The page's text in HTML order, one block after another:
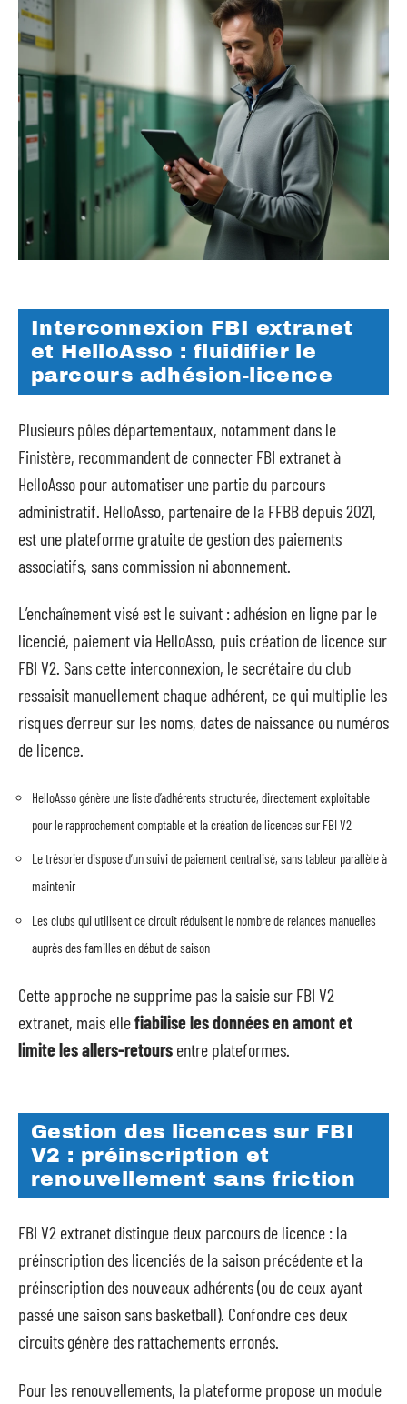
Interconnexion FBI extranet
et HelloAsso : fluidifier le
parcours adhésion-licence
Plusieurs pôles départementaux, notamment dans le
Finistère, recommandent de connecter FBI extranet à
HelloAsso pour automatiser une partie du parcours
administratif. HelloAsso, partenaire de la FFBB depuis 2021,
est une plateforme gratuite de gestion des paiements
associatifs, sans commission ni abonnement.
L’enchaînement visé est le suivant : adhésion en ligne par le
licencié, paiement via HelloAsso, puis création de licence sur
FBI V2. Sans cette interconnexion, le secrétaire du club
ressaisit manuellement chaque adhérent, ce qui multiplie les
risques d’erreur sur les noms, dates de naissance ou numéros
de licence.
HelloAsso génère une liste d’adhérents structurée, directement exploitable
pour le rapprochement comptable et la création de licences sur FBI V2
Le trésorier dispose d’un suivi de paiement centralisé, sans tableur parallèle à
maintenir
Les clubs qui utilisent ce circuit réduisent le nombre de relances manuelles
auprès des familles en début de saison
Cette approche ne supprime pas la saisie sur FBI V2
extranet, mais ellefiabilise les données en amont et
limite les allers-retours entre plateformes.
Gestion des licences sur FBI
V2 : préinscription et
renouvellement sans friction
FBI V2 extranet distingue deux parcours de licence : la
préinscription des licenciés de la saison précédente et la
préinscription des nouveaux adhérents (ou de ceux ayant
passé une saison sans basketball). Confondre ces deux
circuits génère des rattachements erronés.
Pour les renouvellements, la plateforme propose un module